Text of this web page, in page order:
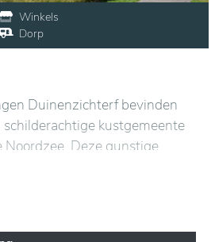
Winkels
Dorp
Duinenzichterf bevinden
schilderachtige kustgemeente
Noordzee. Deze gunstige
en aangename omgeving,
en
directe omgeving is groen en